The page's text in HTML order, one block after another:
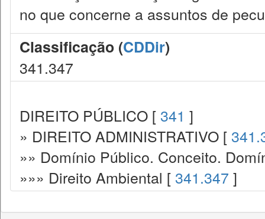
no que concerne a assuntos de
Classificação (CDDir)
341.347
DIREITO PÚBLICO [ 341 ]
» DIREITO ADMINISTRATIVO [
»» Domínio Público. Conceito.
»»» Direito Ambiental [ 341.347 ]